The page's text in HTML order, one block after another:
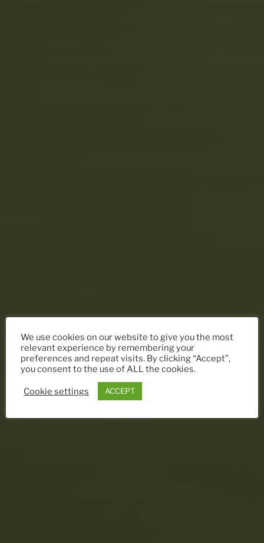
We use cookies on our website to give you the most
relevant experience by remembering your
preferences and repeat visits. By clicking “Accept”,
you consent to the use of ALL the cookies.
Cookie settings ACCEPT